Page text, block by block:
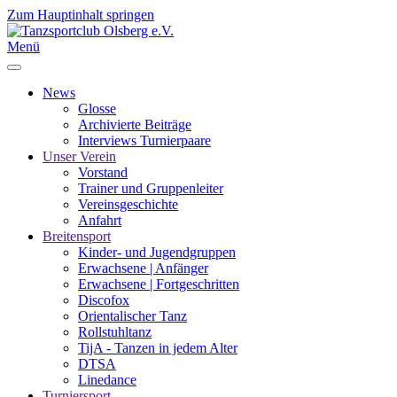
Zum Hauptinhalt springen
Menü
News
Glosse
Archivierte Beiträge
Interviews Turnierpaare
Unser Verein
Vorstand
Trainer und Gruppenleiter
Vereinsgeschichte
Anfahrt
Breitensport
Kinder- und Jugendgruppen
Erwachsene | Anfänger
Erwachsene | Fortgeschritten
Discofox
Orientalischer Tanz
Rollstuhltanz
TijA - Tanzen in jedem Alter
DTSA
Linedance